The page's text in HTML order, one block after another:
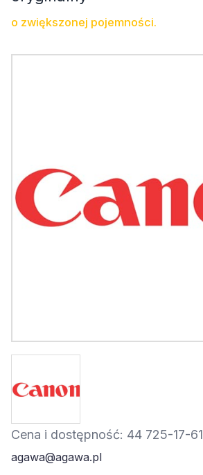
o zwiększonej pojemności.
Cena i dostępność: 44 725-17-61
agawa@agawa.pl